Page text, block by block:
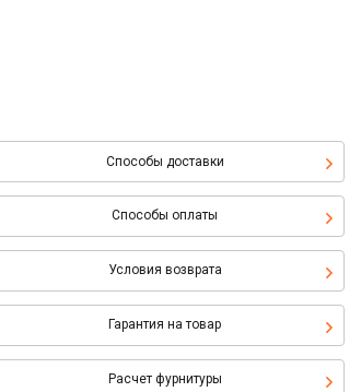
Способы доставки
Способы оплаты
Условия возврата
Гарантия на товар
Расчет фурнитуры